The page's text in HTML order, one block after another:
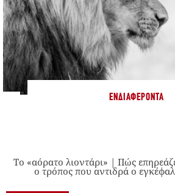
ΕΝΔΙΑΦΈΡΟΝΤΑ
Το «αόρατο λιοντάρι» | Πώς
ο τρόπος που αντιδρά ο